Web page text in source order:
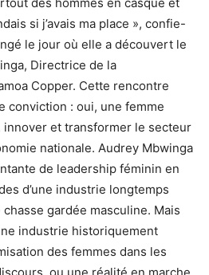
si j’avais ma place », confie-
le jour où elle a découvert le
Directrice de la
Copper. Cette rencontre
conviction : oui, une femme
et transformer le secteur
nationale. Audrey Mbwinga
de leadership féminin en
d’une industrie longtemps
gardée masculine. Mais
industrie historiquement
des femmes dans les
ou une réalité en marche